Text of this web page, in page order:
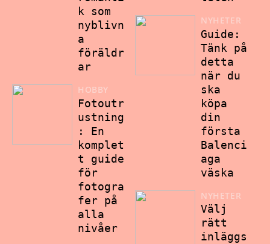
k som
nyblivn
a
föräldr
ar
HOBBY
Fotoutr
ustning
: En
komplet
t guide
för
fotogra
fer på
alla
nivåer
NYHETER
Guide:
Tänk på
detta
när du
ska
köpa
din
första
Balenci
aga
väska
NYHETER
Välj
rätt
inläggs